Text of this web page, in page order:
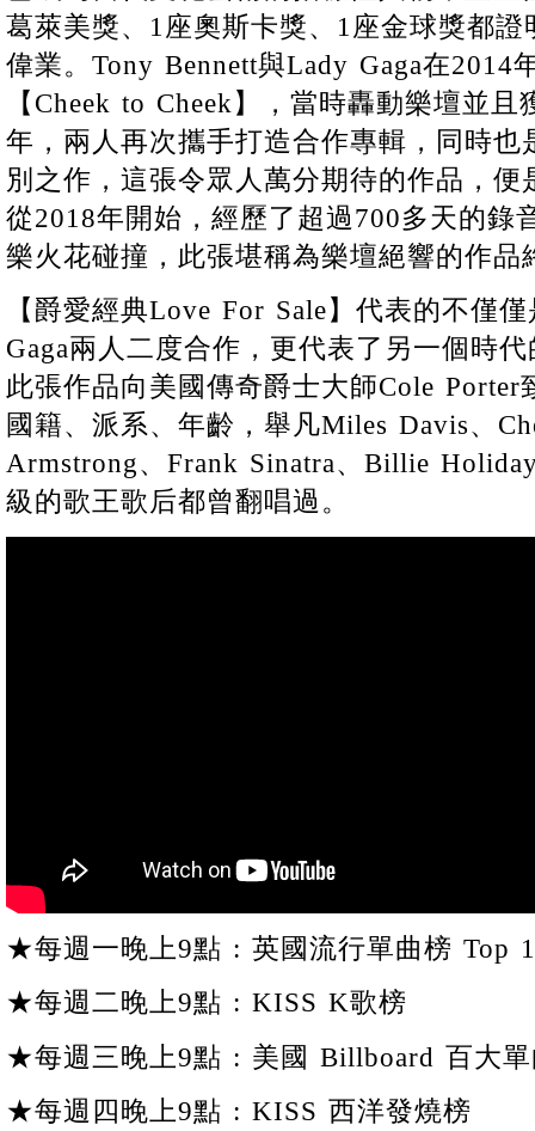
葛萊美獎、1座奧斯卡獎、1座金球獎都
偉業。Tony Bennett與Lady Gaga在2014
【Cheek to Cheek】，當時轟動樂壇並
年，兩人再次攜手打造合作專輯，同時也
別之作，這張令眾人萬分期待的作品，便
從2018年開始，經歷了超過700多天的錄
樂火花碰撞，此張堪稱為樂壇絕響的作品
【爵愛經典Love For Sale】代表的不僅
Gaga兩人二度合作，更代表了另一個時
此張作品向美國傳奇爵士大師Cole
國籍、派系、年齡，舉凡Miles Davis、
Armstrong、Frank Sinatra、Billie
級的歌王歌后都曾翻唱過。
★每週一晚上9點 : 英國流行單曲榜 Top
★每週二晚上9點 : KISS K歌榜
★每週三晚上9點 : 美國 Billboard 百大
★每週四晚上9點 : KISS 西洋發燒榜